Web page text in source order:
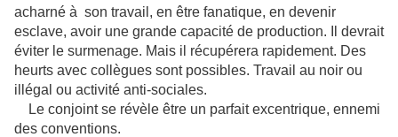
acharné à son travail, en être fanatique, en devenir
esclave, avoir une grande capacité de production. Il devrait
éviter le surmenage. Mais il récupérera rapidement. Des
heurts avec collègues sont possibles. Travail au noir ou
illégal ou activité anti-sociales.
Le conjoint se révèle être un parfait excentrique, ennemi
des conventions.